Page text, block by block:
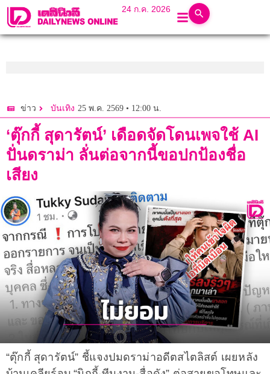
24 ก.ค. 2026
ข่าว บันเทิง 25 พ.ค. 2569 • 12:00 น.
‘ตุ๊กกี้ สุดารัตน์’ เดือดจัดโดนเพจใช้ AI
ปั่นดราม่า ลั่นต่อจากนี้ขอปกป้องชื่อ
เสียง
“ตุ๊กกี้ สุดารัตน์” ชี้แจงปมดราม่าอดีตสไตลิสต์ เผยหลัง